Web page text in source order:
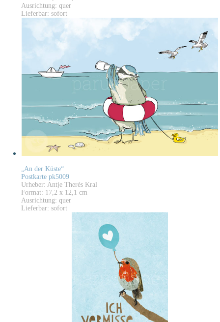
Ausrichtung: quer
Lieferbar: sofort
„An der Küste“
Postkarte pk5009
Urheber: Antje Therés Kral
Format: 17,2 x 12,1 cm
Ausrichtung: quer
Lieferbar: sofort